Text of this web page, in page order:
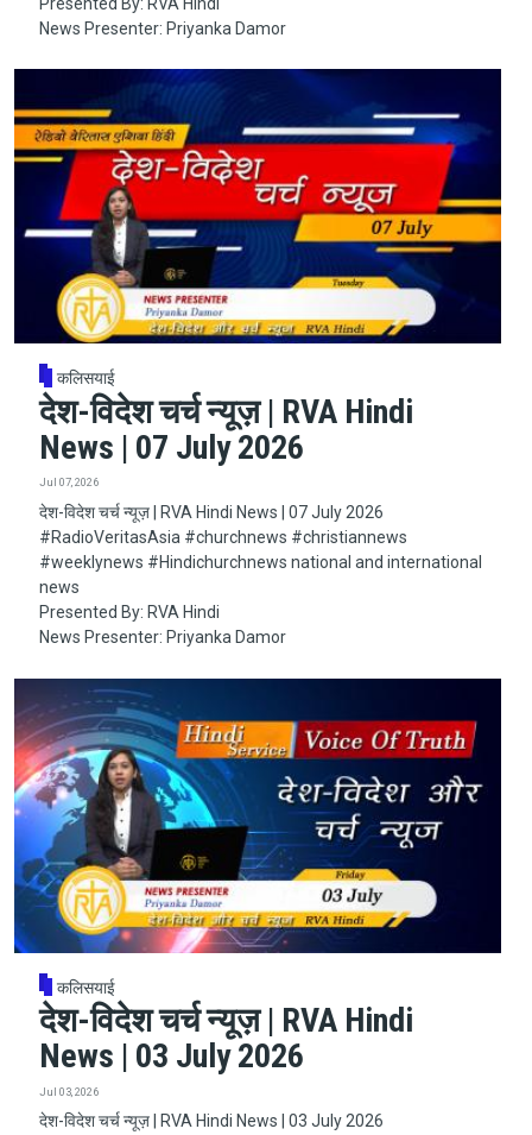
News Presenter: Priyanka Damor
कलिसयाई
देश-विदेश चर्च न्यूज़ | RVA Hindi
News | 07 July 2026
Jul 07, 2026
देश-विदेश चर्च न्यूज़ | RVA Hindi News | 07 July 2026
#RadioVeritasAsia​​​​​ #churchnews​​​​​ #christiannews​​​​​
#weeklynews​ #Hindichurchnews national and international
news
Presented By: RVA Hindi
News Presenter: Priyanka Damor
कलिसयाई
देश-विदेश चर्च न्यूज़ | RVA Hindi
News | 03 July 2026
Jul 03, 2026
देश-विदेश चर्च न्यूज़ | RVA Hindi News | 03 July 2026